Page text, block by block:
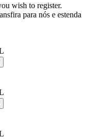
wish to register.
para nós e estenda